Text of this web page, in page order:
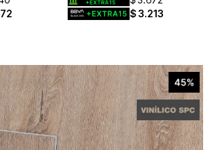
$ 3.213